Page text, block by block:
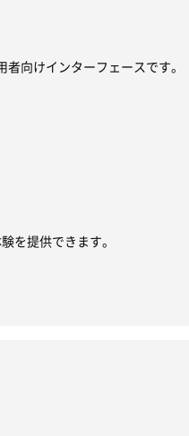
向けインターフェースです。
を提供できます。